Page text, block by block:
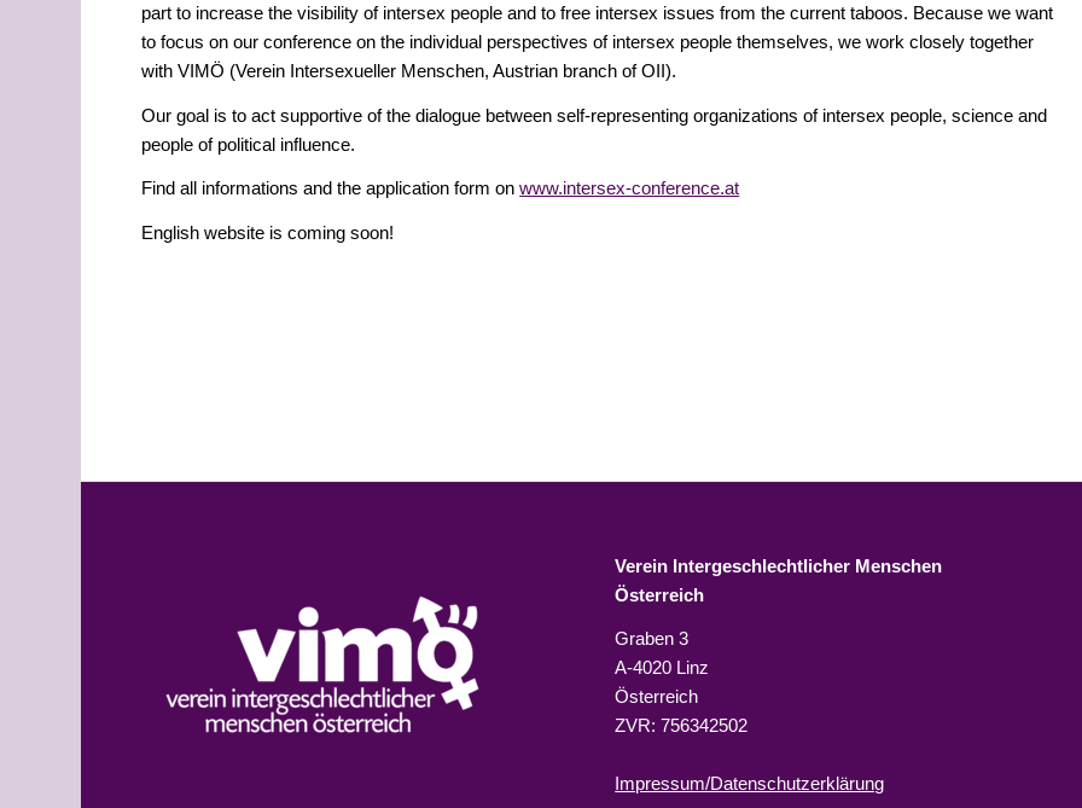
part to increase the visibility of intersex people and to free intersex issues from the current taboos. Because we want
to focus on our conference on the individual perspectives of intersex people themselves, we work closely together
with VIMÖ (Verein Intersexueller Menschen, Austrian branch of OII).
Our goal is to act supportive of the dialogue between self-representing organizations of intersex people, science and
people of political influence.
Find all informations and the application form onwww.intersex-conference.at
English website is coming soon!
Verein Intergeschlechtlicher Menschen
Österreich
Graben 3
A-4020 Linz
Österreich
ZVR: 756342502
Impressum/Datenschutzerklärung